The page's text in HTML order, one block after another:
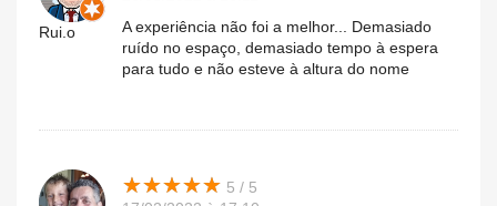
Rui.o
A experiência não foi a melhor... Demasiado
ruído no espaço, demasiado tempo à espera
para tudo e não esteve à altura do nome
★★★★★
★★★★★ 5 / 5